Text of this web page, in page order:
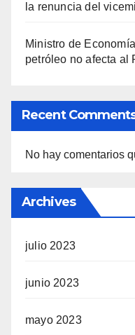
la renuncia del
Ministro de
petróleo no afecta al
Recent
No hay comentarios
Archives
julio 2023
junio 2023
mayo 2023